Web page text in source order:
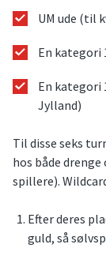
UM ude (til
En kategori
En kategori
Jylland)
Til disse seks
hos både
spillere).
Efter deres
guld, så